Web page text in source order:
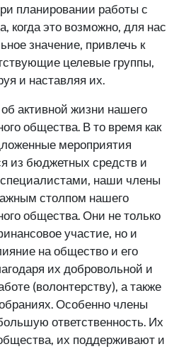
планировании работы с
когда это возможно, для нас
значение, привлечь к
целевые группы,
и наставляя их.
активной жизни нашего
общества. В то время как
мероприятия
из бюджетных средств и
наши члены
столпом нашего
общества. Они не только
участие, но и
на общество и его
их добровольной и
(волонтерству), а также
Особенно члены
ответственность. Их
их поддерживают и